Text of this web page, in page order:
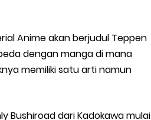
Anime akan berjudul Teppen
dengan manga di mana
memiliki satu arti namun
Bushiroad dari Kadokawa mulai